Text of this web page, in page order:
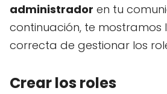
administrador en tu
continuación, te mostramos
correcta de gestionar los
Crear los roles